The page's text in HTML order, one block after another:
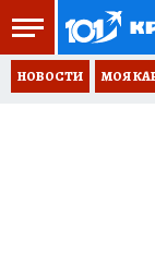
НОВОСТИ МОЯ